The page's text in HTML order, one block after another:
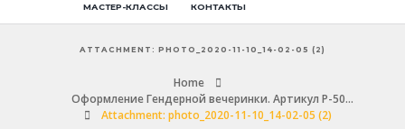
МАСТЕР-КЛАССЫ
КОНТАКТЫ
ATTACHMENT: PHOTO_2020-11-10_14-02-05 (2)
Home
Оформление Гендерной вечеринки. Артикул Р-50...
Attachment: photo_2020-11-10_14-02-05 (2)